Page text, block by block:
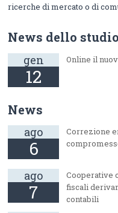
ricerche di mercato o di
News dello studio
gen
12
Online il
News
ago
6
Correzione
ago
7
Cooperative
fiscali
contabili